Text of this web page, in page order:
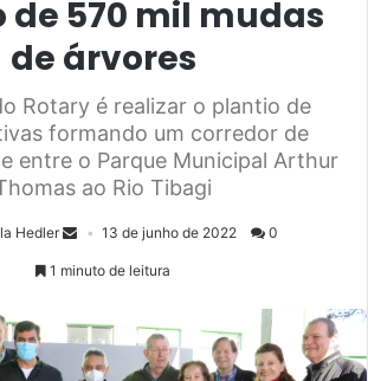
de 570 mil mudas
de árvores
Rotary é realizar o plantio de
formando um corredor de
entre o Parque Municipal Arthur
ao Rio Tibagi
Hedler 13 de junho de 2022 0
1 minuto de leitura